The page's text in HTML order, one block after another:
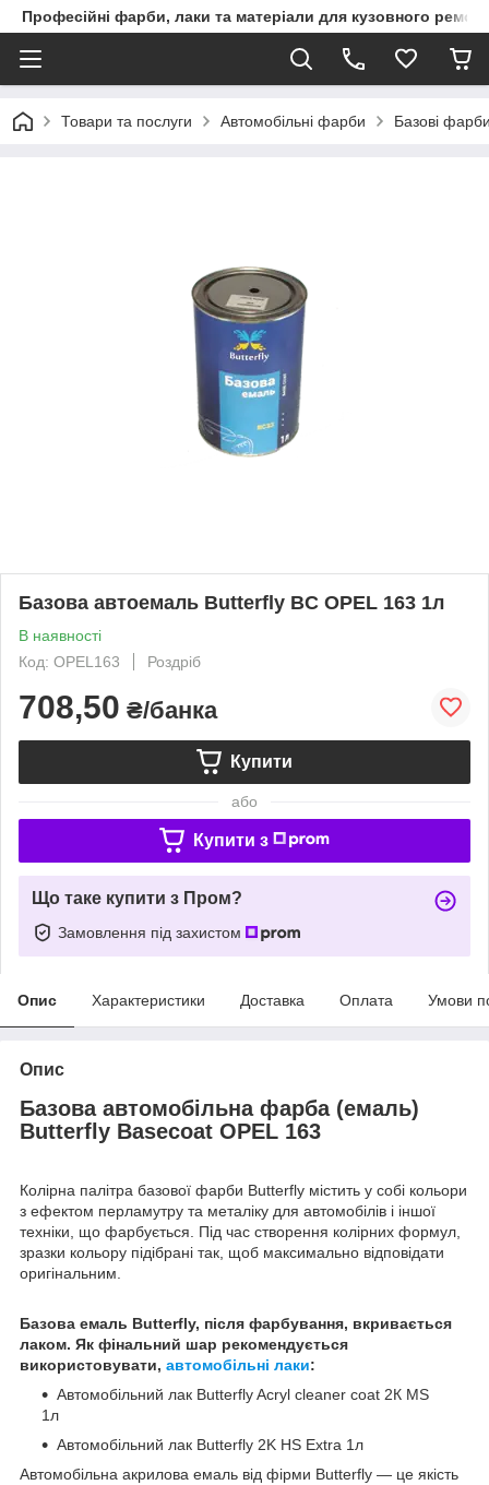
Професійні фарби, лаки та матеріали для кузовного
Товари та послуги Автомобільні фарби Базові
Базова автоемаль Butterfly BC OPEL 163 1л
В наявності
Код: OPEL163
Роздріб
708,50 ₴/банка
Купити
або
Купити з
Що таке купити з Пром?
Замовлення під захистом
Опис Характеристики Доставка Оплата Умови
Опис
Базова автомобільна фарба (емаль)
Butterfly Basecoat OPEL 163
Колірна палітра базової фарби Butterfly містить у собі кольори
з ефектом перламутру та металіку для автомобілів і іншої
техніки, що фарбується. Під час створення колірних формул,
зразки кольору підібрані так, щоб максимально відповідати
оригінальним.
Базова емаль Butterfly, після фарбування, вкривається
лаком. Як фінальний шар рекомендується
використовувати, автомобільні лаки:
Автомобільний лак Butterfly Acryl cleaner coat 2К MS
1л
Автомобільний лак Butterfly 2K HS Extra 1л
Автомобільна акрилова емаль від фірми Butterfly — це якість